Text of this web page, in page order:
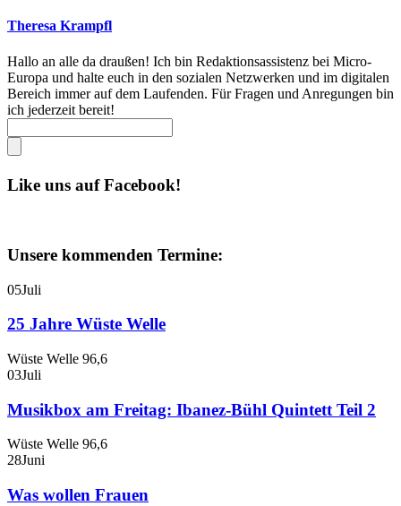
Theresa Krampfl
Hallo an alle da draußen! Ich bin Redaktionsassistenz bei Micro-
Europa und halte euch in den sozialen Netzwerken und im digitalen
Bereich immer auf dem Laufenden. Für Fragen und Anregungen bin
ich jederzeit bereit!
Like uns auf Facebook!
Unsere kommenden Termine:
05Juli
25 Jahre Wüste Welle
Wüste Welle 96,6
03Juli
Musikbox am Freitag: Ibanez-Bühl Quintett Teil 2
Wüste Welle 96,6
28Juni
Was wollen Frauen